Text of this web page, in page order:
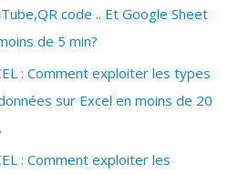
code .. Et Google Sheet
de 5 min?
: Comment exploiter les types
sur Excel en moins de 20
: Comment exploiter les